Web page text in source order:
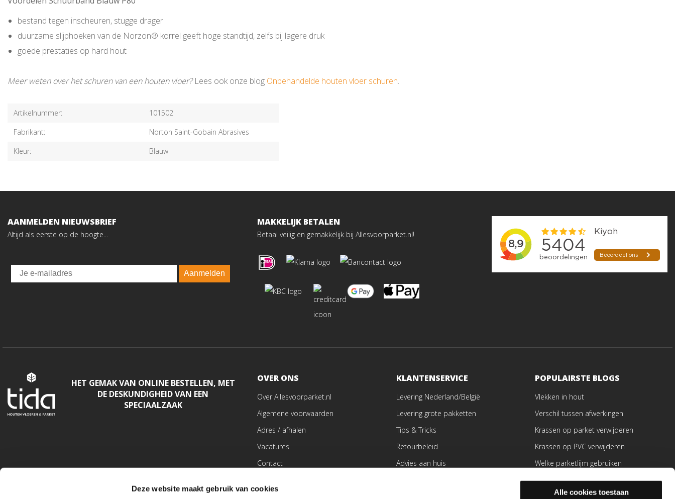
Deze website maakt gebruik van cookies Alle cookies toestaan
bestand tegen inscheuren, stugge drager
duurzame slijphoeken van de Norzon® korrel geeft hoge standtijd, zelfs bij lagere druk
goede prestaties op hard hout
Meer weten over het schuren van een houten vloer?Lees ook onze blog Onbehandelde houten vloer schuren.
Artikelnummer:
101502
Fabrikant:
Norton Saint-Gobain Abrasives
Kleur:
Blauw
AANMELDEN NIEUWSBRIEF
Altijd als eerste op de hoogte...
Email
Aanmelden
MAKKELIJK BETALEN
Betaal veilig en gemakkelijk bij Allesvoorparket.nl!
HET GEMAK VAN ONLINE BESTELLEN, MET
DE DESKUNDIGHEID VAN EEN
SPECIAALZAAK
OVER ONS
Over Allesvoorparket.nl
Algemene voorwaarden
Adres / afhalen
Vacatures
Contact
KLANTENSERVICE
Levering Nederland/België
Levering grote pakketten
Tips & Tricks
Retourbeleid
Advies aan huis
POPULAIRSTE BLOGS
Vlekken in hout
Verschil tussen afwerkingen
Krassen op parket verwijderen
Krassen op PVC verwijderen
Welke parketlijm gebruiken